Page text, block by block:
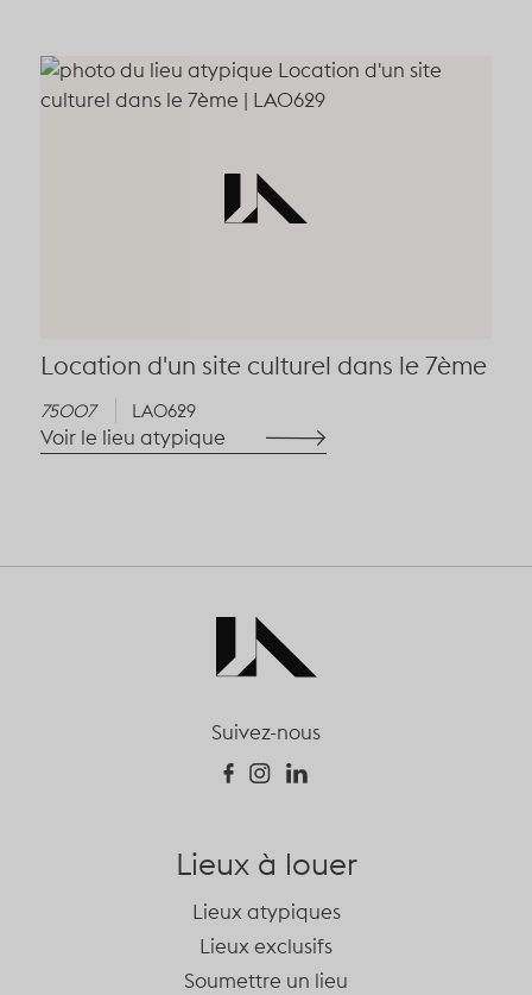
Location d'un site culturel dans le 7ème
75007 LA0629
Voir le lieu atypique
Suivez-nous
Lieux à louer
Lieux atypiques
Lieux exclusifs
Soumettre un lieu